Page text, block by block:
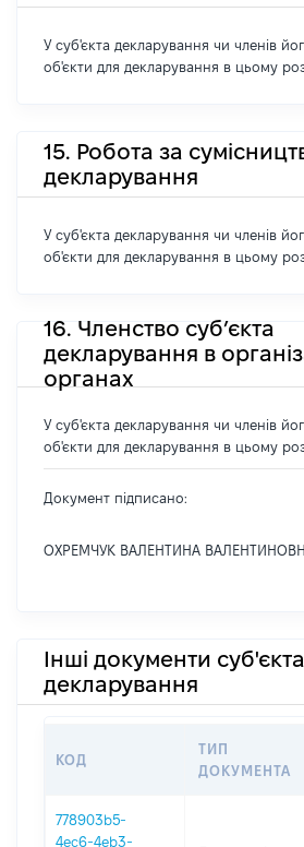
У суб'єкта декларування чи членів
об'єкти для декларування в цьому
15. Робота за
декларування
У суб'єкта декларування чи членів
об'єкти для декларування в цьому
16. Членство суб’єкта
декларування в
органах
У суб'єкта декларування чи членів
об'єкти для декларування в цьому
Документ підписано:
ОХРЕМЧУК ВАЛЕНТИНА
Інші документи суб'єкта
декларування
КОД
ТИП
ДОКУМЕНТА
778903b5-
4ec6-4eb3-